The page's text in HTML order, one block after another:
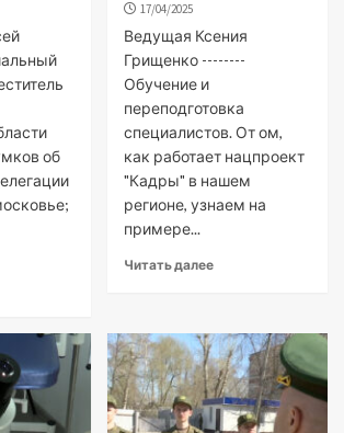
об
17/04/2025
Ведущая Ксения
Грищенко --------
Обучение и
переподготовка
специалистов. От ом,
как работает нацпроект
"Кадры" в нашем
регионе, узнаем на
примере...
Читать далее